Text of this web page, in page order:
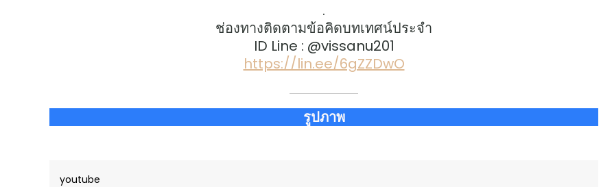
.
ช่องทางติดตามข้อคิดบทเทศน์ประจำ
ID Line : @vissanu201
https://lin.ee/6gZZDwO
รูปภาพ
youtube